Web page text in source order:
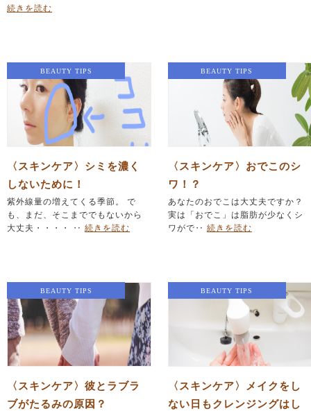
続きを読む
BEAUTY TIPS
〈スキンケア〉シミを濃く
しないために！
紫外線量の増えてくる季節。 で
も、まだ、そこまででもないから
大丈夫・・・・ ‥ 続きを読む
BEAUTY TIPS
〈スキンケア〉おでこのシ
ワ！？
あなたのおでこは大丈夫ですか？
実は「おでこ」は脂肪が少なくシ
ワがで‥ 続きを読む
BEAUTY TIPS
〈スキンケア〉彼とラブラ
ブがたるみの原因？
BEAUTY TIPS
〈スキンケア〉メイクをし
ない日もクレンジングはし